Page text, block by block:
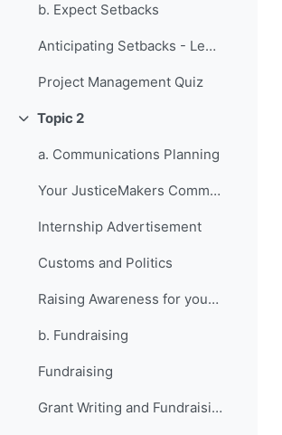
b. Expect Setbacks
Anticipating Setbacks - Lessons from Previous Fellows
Project Management Quiz
Replier
Topic 2
a. Communications Planning
Your JusticeMakers Communications Intern
Internship Advertisement
Customs and Politics
Raising Awareness for your Project - Lessons from Previous Fellows
b. Fundraising
Fundraising
Grant Writing and Fundraising Guide-sheet